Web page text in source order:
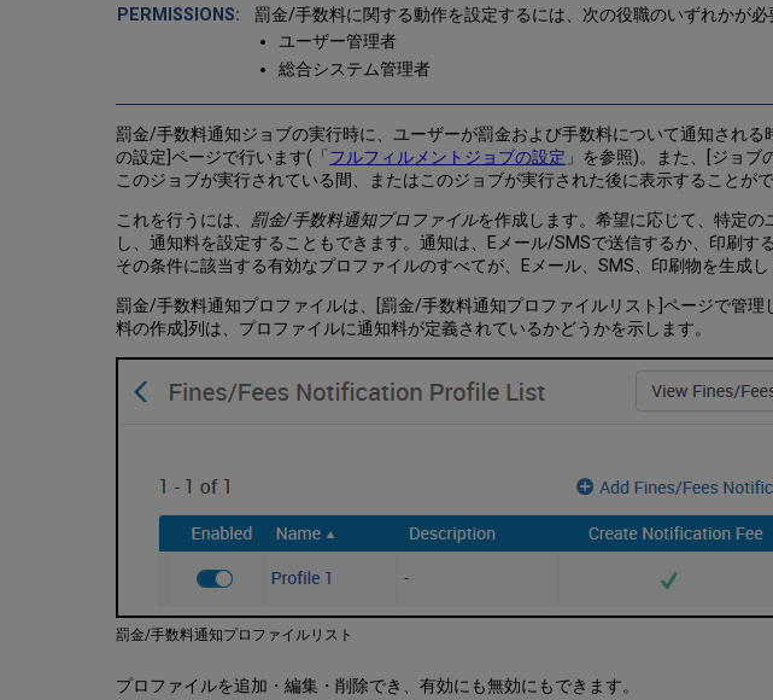
罰金/手数料に関する動作を設定するには、次の役職のいずれかが必
ユーザー管理者
総合システム管理者
罰金/手数料通知ジョブの実行時に、ユーザーが罰金および手数料について通知され
の設定]ページで行います(「 フルフィルメントジョブの設定 」を参照)。また、[ジョブ
このジョブが実行されている間、またはこのジョブが実行された後に表示することが
これを行うには、 罰金/手数料通知プロファイルを作成します。希望に応じて、特定
し、通知料を設定することもできます。通知は、Eメール/SMSで送信するか、印刷
その条件に該当する有効なプロファイルのすべてが、Eメール、SMS、印刷物を生成し
罰金/手数料通知プロファイルは、[罰金/手数料通知プロファイルリスト]ページで管理
料の作成]列は、プロファイルに通知料が定義されているかどうかを示します。
罰金/手数料通知プロファイルリスト
プロファイルを追加・編集・削除でき、有効にも無効にもできます。